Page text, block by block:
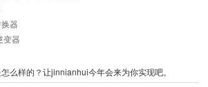
器
变器
么样的？让jinnianhui今年会来为你实现吧。